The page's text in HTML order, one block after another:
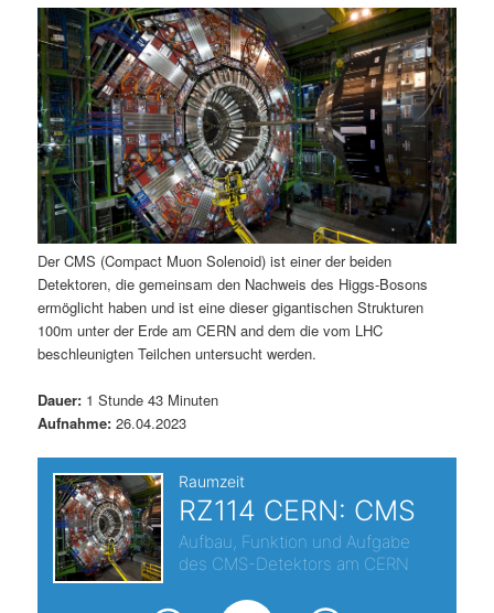
ä
r
e
n
I
n
h
l
t
s
p
n
d
ä
r
e
n
I
h
a
l
t
n
a
v
i
g
a
t
i
o
n
Der CMS (Compact Muon Solenoid) ist einer der beiden
Detektoren, die gemeinsam den Nachweis des Higgs-Bosons
ermöglicht haben und ist eine dieser gigantischen Strukturen
100m unter der Erde am CERN and dem die vom LHC
beschleunigten Teilchen untersucht werden.
Dauer: 1 Stunde 43 Minuten
Aufnahme: 26.04.2023